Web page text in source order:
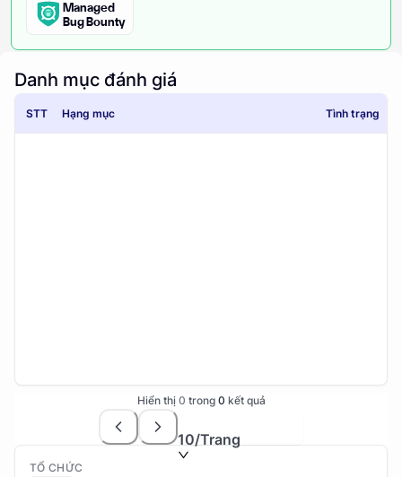
Managed
Bug Bounty
TỔ CHỨC
Danh mục đánh giá
STT Hạng mục Tình trạng
Hiển thị 0 trong 0 kết quả
10/Trang